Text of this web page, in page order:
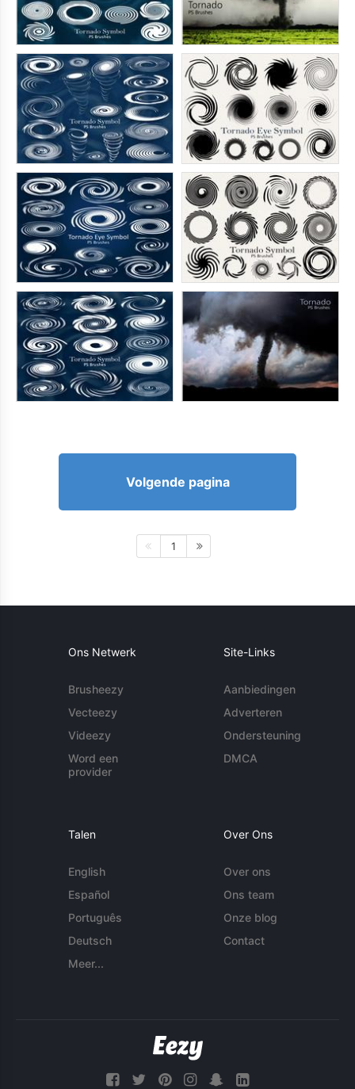
Volgende pagina
1
Ons Netwerk
Brusheezy
Vecteezy
Videezy
Word een
provider
Site-Links
Aanbiedingen
Adverteren
Ondersteuning
DMCA
Talen
English
Español
Português
Deutsch
Meer...
Over Ons
Over ons
Ons team
Onze blog
Contact